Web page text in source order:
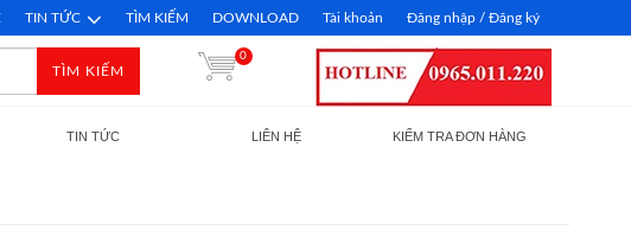
TIN TỨC TÌM KIẾM DOWNLOAD Tài khoản Đăng nhập / Đăng ký
TÌM KIẾM
0
TIN TỨC LIÊN HỆ KIỂM TRA ĐƠN HÀNG